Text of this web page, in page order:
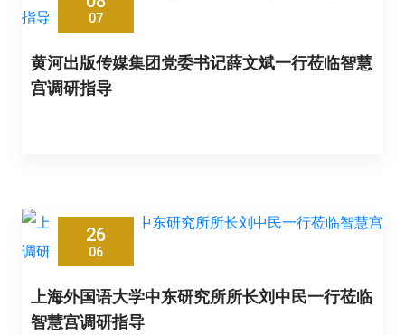
07
黄河出版传媒集团党委书记薛文斌一行莅临智慧
宫调研指导
26
06
上海外国语大学中东研究所所长刘中民一行莅临
智慧宫调研指导